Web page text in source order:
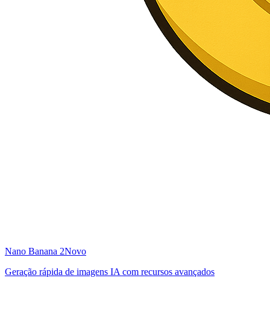
Nano Banana 2Novo
Geração rápida de imagens IA com recursos avançados